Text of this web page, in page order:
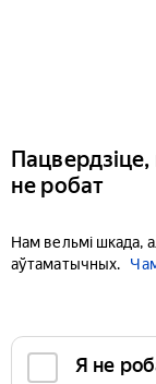
не робат
Нам вельмі шкада,
аўтаматычных.
Я не